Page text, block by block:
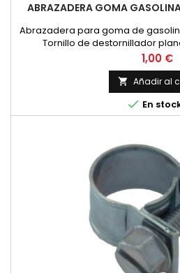
ABRAZADERA GOMA
Abrazadera para goma de
Tornillo de destornillador
Precio
1,00 €
 Añadir al
 En